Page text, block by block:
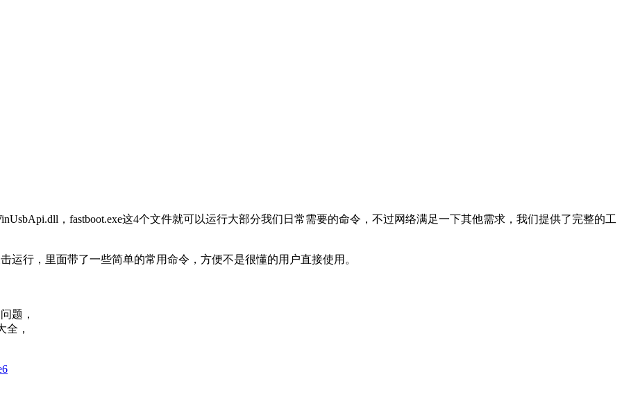
，fastboot.exe这4个文件就可以运行大部分我们日常需要的命令，不过网络满足一下其他需求，我们提供了完整的工
运行，里面带了一些简单的常用命令，方便不是很懂的用户直接使用。
题，
全，